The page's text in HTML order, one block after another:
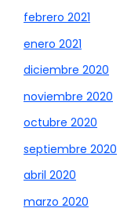
febrero 2021
enero 2021
diciembre 2020
noviembre 2020
octubre 2020
septiembre 2020
abril 2020
marzo 2020